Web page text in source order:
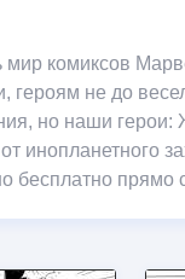
комиксов
героям не до
но наши
инопланетного
бесплатно прямо